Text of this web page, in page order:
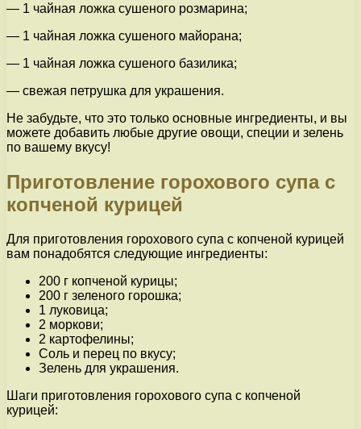
— 1 чайная ложка сушеного розмарина;
— 1 чайная ложка сушеного майорана;
— 1 чайная ложка сушеного базилика;
— свежая петрушка для украшения.
Не забудьте, что это только основные ингредиенты, и вы
можете добавить любые другие овощи, специи и зелень
по вашему вкусу!
Приготовление горохового супа с
копченой курицей
Для приготовления горохового супа с копченой курицей
вам понадобятся следующие ингредиенты:
200 г копченой курицы;
200 г зеленого горошка;
1 луковица;
2 моркови;
2 картофелины;
Соль и перец по вкусу;
Зелень для украшения.
Шаги приготовления горохового супа с копченой
курицей: